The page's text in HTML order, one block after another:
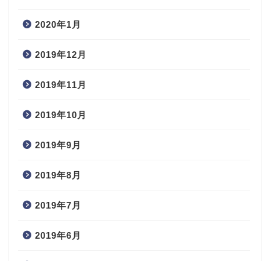
2020年1月
2019年12月
2019年11月
2019年10月
2019年9月
2019年8月
2019年7月
2019年6月